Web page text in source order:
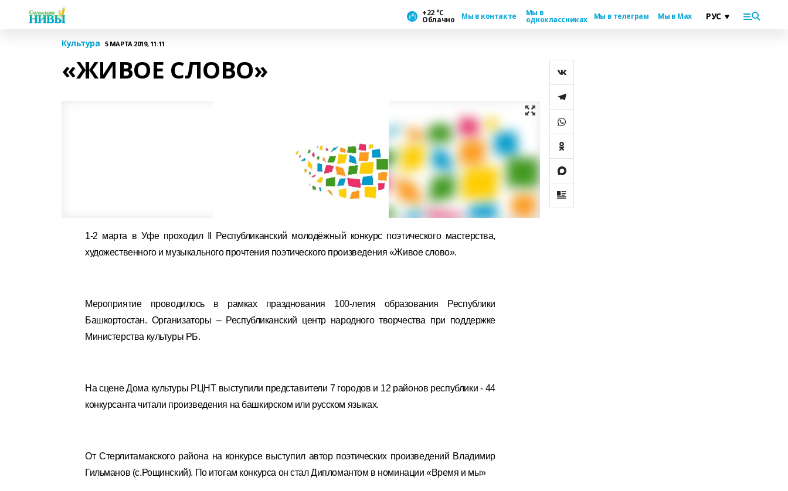
+22 °С
Облачно Мы в контакте Мы в
одноклассниках Мы в телеграм Мы в Max
Культура 5 МАРТА 2019, 11:11
«ЖИВОЕ СЛОВО»
1-2 марта в Уфе проходил II Республиканский молодёжный конкурс поэтического мастерства,
художественного и музыкального прочтения поэтического произведения «Живое слово».
Мероприятие проводилось в рамках празднования 100-летия образования Республики
Башкортостан. Организаторы – Республиканский центр народного творчества при поддержке
Министерства культуры РБ.
На сцене Дома культуры РЦНТ выступили представители 7 городов и 12 районов республики - 44
конкурсанта читали произведения на башкирском или русском языках.
От Стерлитамакского района на конкурсе выступил автор поэтических произведений Владимир
Гильманов (с.Рощинский). По итогам конкурса он стал Дипломантом в номинации «Время и мы»